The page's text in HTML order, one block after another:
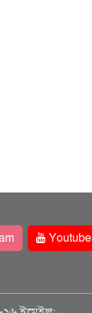
Youtube